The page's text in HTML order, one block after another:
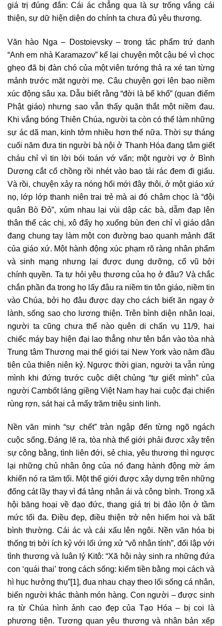
giá trị đúng đắn: Cái ác chẳng qua là sự trống vắng cái
thiện, sự dữ hiện diện do chính ta chưa đủ yêu thương.
Văn hào Nga – Dostoievsky – trong tác phẩm trứ danh
“Anh em nhà Karamazov” kể lại chuyện một cậu bé vì chọc
ghẹo đã bị đàn chó của một viên tướng thả ra xé tan từng
mảnh trước mặt người mẹ. Câu chuyện gợi lên bao niềm
xúc động sâu xa. Dẫu biết rằng “đời là bể khổ” (quan điểm
Phật giáo) nhưng sao vẫn thấy quặn thắt một niềm đau.
Khi vắng bóng Thiên Chúa, người ta còn có thể làm những
sự ác dã man, kinh tởm nhiều hơn thế nữa. Thời sự tháng
cuối năm đưa tin người bà nội ở Thanh Hóa đang tâm giết
cháu chỉ vì tin lời bói toán vớ vẩn; một người vợ ở Bình
Dương cắt cổ chồng rồi nhét vào bao tải rác đem đi giấu.
Và rồi, chuyện xảy ra nóng hổi mới đây thôi, ở một giáo xứ
nọ, lớp lớp thanh niên trai trẻ mà ai đó châm chọc là “đội
quân Bò Đỏ”, xúm nhau lại vùi dập các bà, dẫm đạp lên
thân thể các chị, xô đẩy họ xuống bùn đen chỉ vì giáo dân
đang chung tay làm một con đường bao quanh mảnh đất
của giáo xứ. Một hành động xúc phạm rõ ràng nhân phẩm
và sinh mạng nhưng lại được dung dưỡng, cổ vũ bởi
chính quyền. Ta tự hỏi yêu thương của họ ở đâu? Và chắc
chắn phần đa trong họ lấy đâu ra niềm tin tôn giáo, niềm tin
vào Chúa, bởi họ đâu được dạy cho cách biết ăn ngay ở
lành, sống sao cho lương thiện. Trên bình diện nhân loại,
người ta cũng chưa thể nào quên di chấn vụ 11/9, hai
chiếc máy bay hiện đại lao thẳng như tên bắn vào tòa nhà
Trung tâm Thương mại thế giới tại New York vào năm đầu
tiên của thiên niên kỷ. Ngược thời gian, người ta vẫn rùng
mình khi đứng trước cuộc diệt chủng “tự giết mình” của
người Cambốt láng giềng Việt Nam hay hai cuộc đại chiến
rùng rợn, sát hại cả mấy trăm triệu sinh linh.
Nền văn minh “sự chết” tràn ngập đến từng ngõ ngách
cuộc sống. Đáng lẽ ra, tòa nhà thế giới phải được xây trên
sự công bằng, tình liên đới, sẻ chia, yêu thương thì ngược
lại những chủ nhân ông của nó đang hành động mờ ám
khiến nó ra tăm tối. Một thế giới được xây dựng trên những
đống cát lầy thay vì đá tảng nhân ái và công bình. Trong xã
hội băng hoại về đạo đức, thang giá trị bị đảo lộn ở tầm
mức tối đa. Điều đẹp, điều thiện trở nên hiếm hoi và bất
bình thường. Cái ác và cái xấu lên ngôi. Nền văn hóa bị
thống trị bởi ích kỷ với lối ứng xử “vô nhân tính”, đối lập với
tình thương và luân lý Kitô: “Xã hội này sinh ra những đứa
con ‘quái thai’ trong cách sống: kiếm tiền bằng mọi cách và
hì hục hưởng thụ”[1], đua nhau chạy theo lối sống cá nhân,
biến người khác thành món hàng. Con người – được sinh
ra từ Chúa hình ảnh cao đẹp của Tạo Hóa – bị coi là
phương tiện. Tương quan yêu thương và nhân bản xếp